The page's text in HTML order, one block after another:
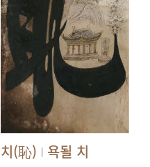
치(恥) | 욕될 치